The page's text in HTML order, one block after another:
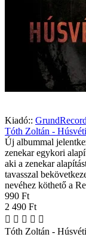
Kiadó::
Tóth Zoltán -
Új albummal
zenekar egykori
aki a zenekar
tavasszal
nevéhez köthető a
990 Ft
2 490 Ft
Tóth Zoltán -